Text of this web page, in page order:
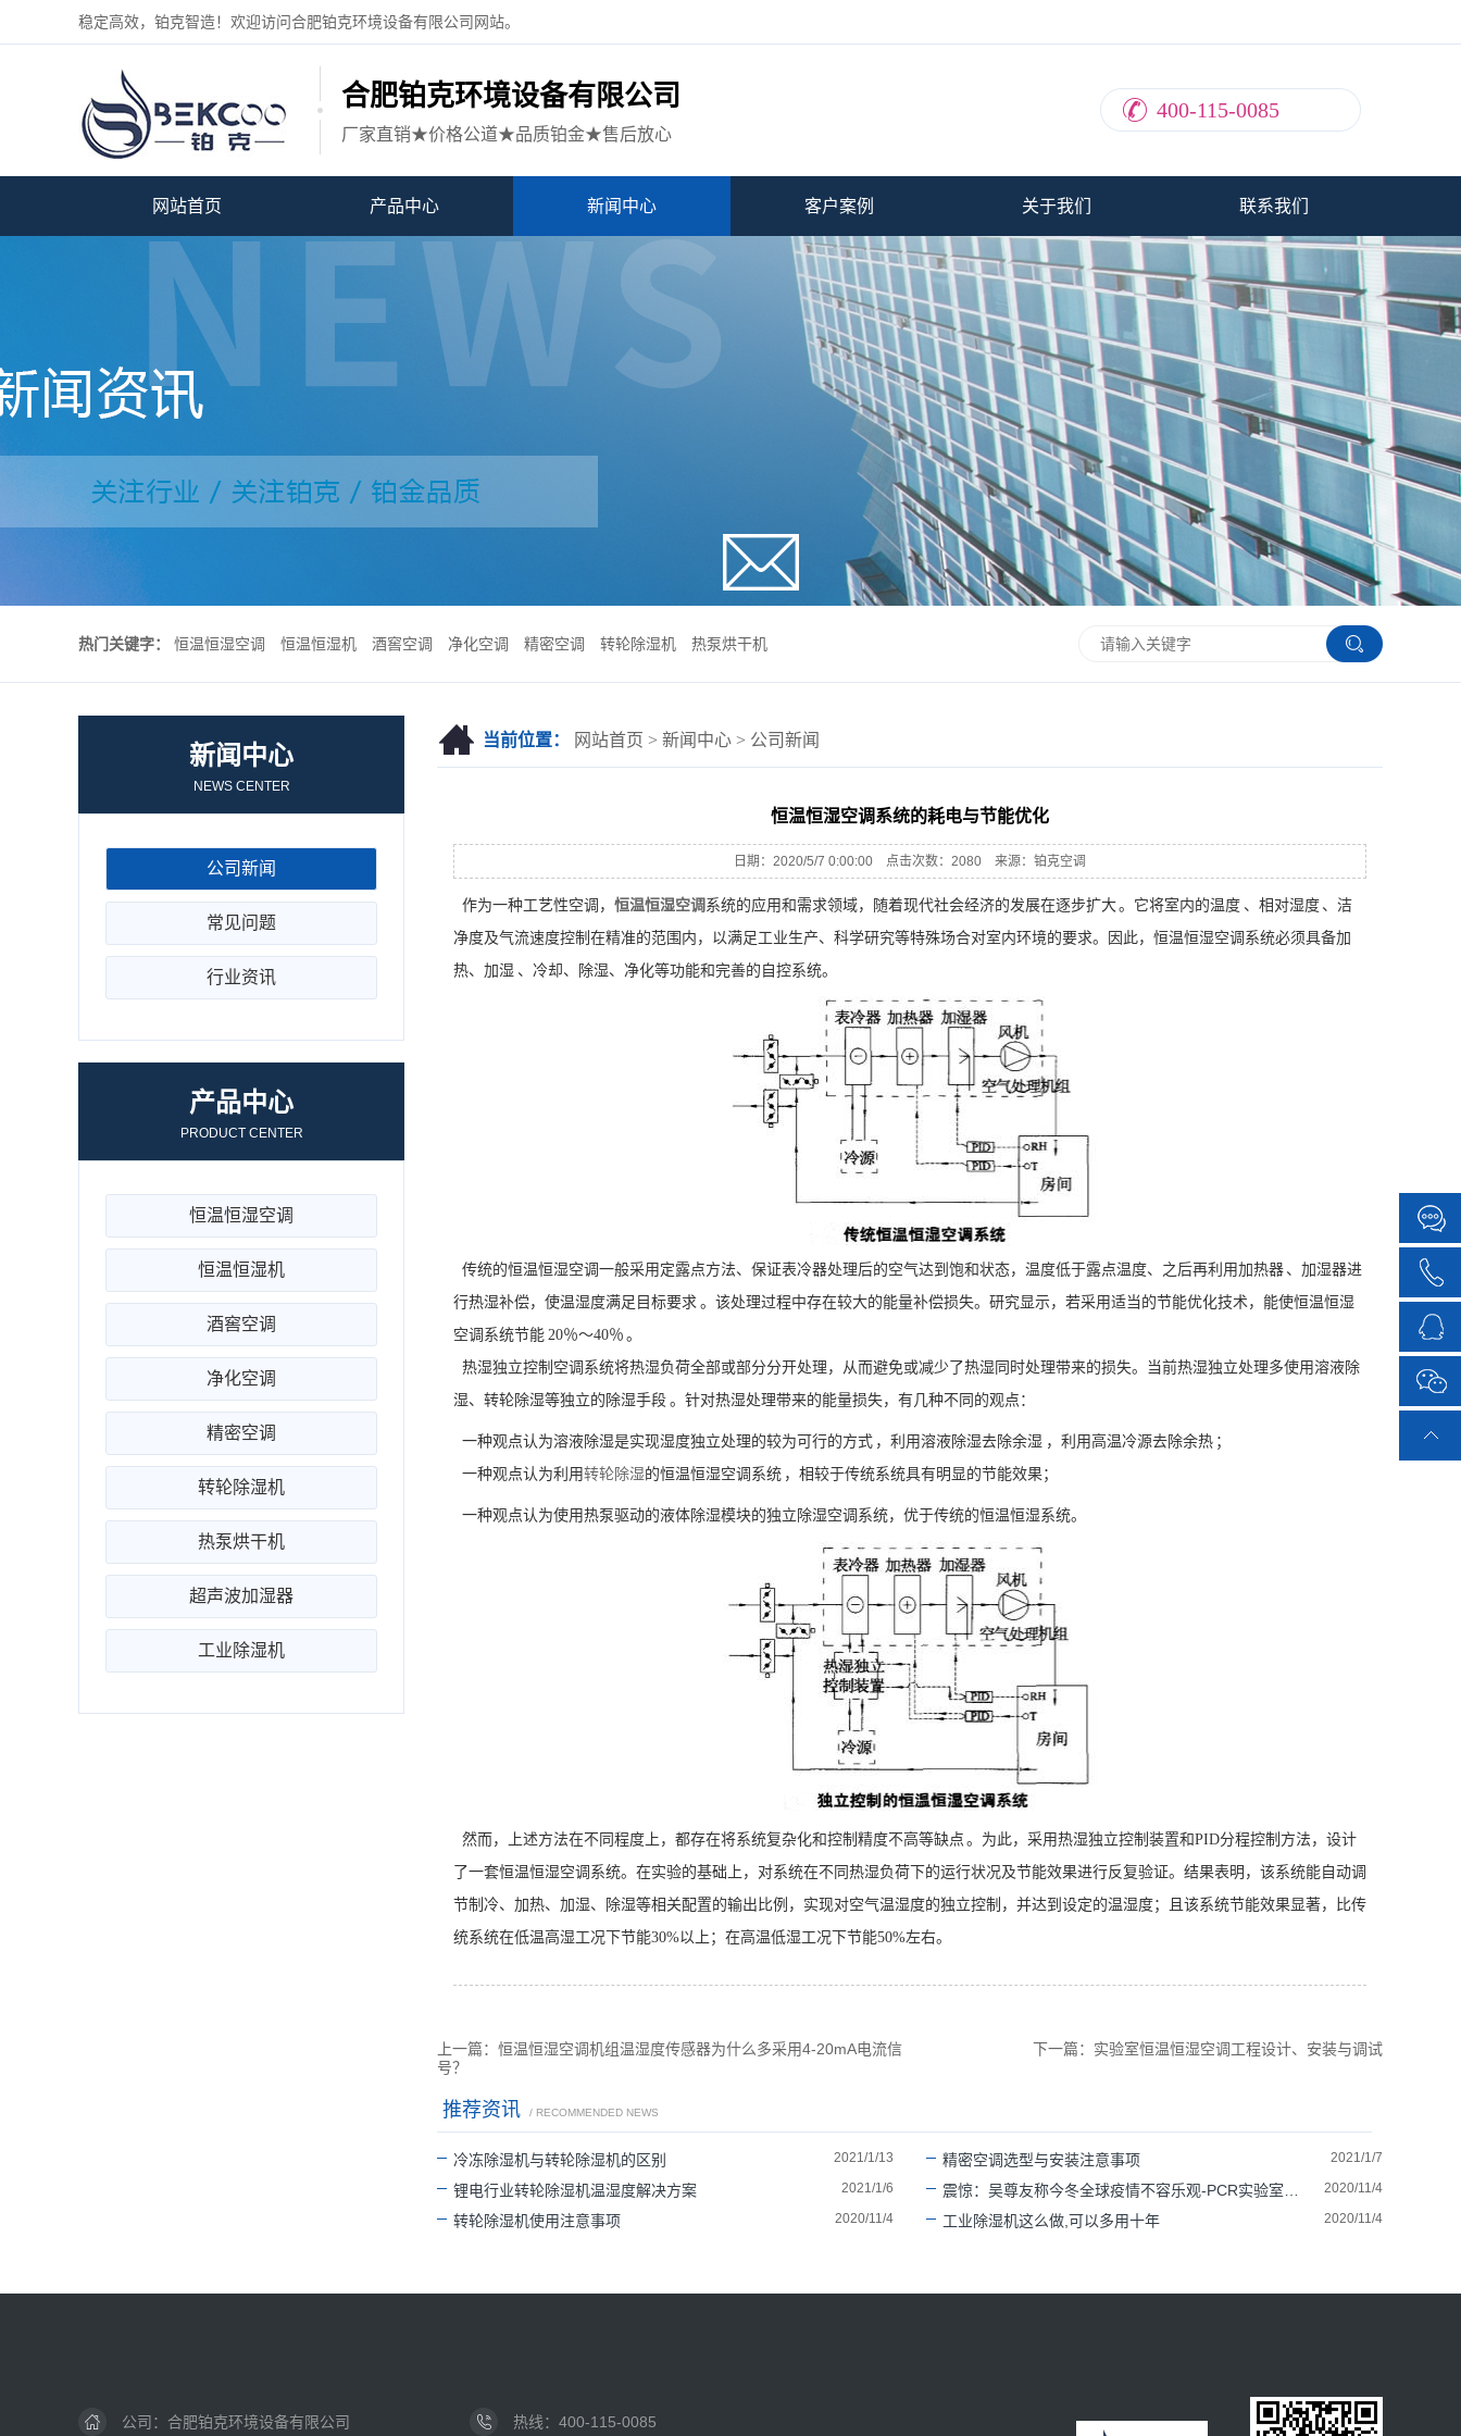
稳定高效，铂克智造！欢迎访问合肥铂克环境设备有限公司网站。
合肥铂克环境设备有限公司
厂家直销★价格公道★品质铂金★售后放心
400-115-0085
网站首页 产品中心 新闻中心 客户案例 关于我们 联系我们
热门关键字： 恒温恒湿空调 恒温恒湿机 酒窖空调 净化空调 精密空调 转轮除湿机 热泵烘干机
当前位置： 网站首页 > 新闻中心 > 公司新闻
恒温恒湿空调系统的耗电与节能优化
日期：2020/5/7 0:00:00 点击次数：2080 来源：铂克空调
作为一种工艺性空调， 恒温恒湿空调 系统的应用和需求领域，随着现代社会经济的发展在逐步扩大 。它将室内的温度 、相对湿度 、洁
净度及气流速度控制在精准的范围内，以满足工业生产、科学研究等特殊场合对室内环境的要求。因此，恒温恒湿空调系统必须具备加
热、加湿 、冷却、除湿、净化等功能和完善的自控系统。
传统的恒温恒湿空调一般采用定露点方法、保证表冷器处理后的空气达到饱和状态，温度低于露点温度、之后再利用加热器 、加湿器进
行热湿补偿，使温湿度满足目标要求 。该处理过程中存在较大的能量补偿损失。研究显示，若采用适当的节能优化技术，能使恒温恒湿
空调系统节能 20％～40％ 。
热湿独立控制空调系统将热湿负荷全部或部分分开处理，从而避免或减少了热湿同时处理带来的损失。当前热湿独立处理多使用溶液除
湿、转轮除湿等独立的除湿手段 。针对热湿处理带来的能量损失，有几种不同的观点：
一种观点认为溶液除湿是实现湿度独立处理的较为可行的方式 ，利用溶液除湿去除余湿 ，利用高温冷源去除余热 ；
一种观点认为利用转轮除湿的恒温恒湿空调系统 ，相较于传统系统具有明显的节能效果；
一种观点认为使用热泵驱动的液体除湿模块的独立除湿空调系统，优于传统的恒温恒湿系统。
然而，上述方法在不同程度上，都存在将系统复杂化和控制精度不高等缺点 。为此，采用热湿独立控制装置和PID分程控制方法，设计
了一套恒温恒湿空调系统。在实验的基础上，对系统在不同热湿负荷下的运行状况及节能效果进行反复验证。结果表明，该系统能自动调
节制冷、加热、加湿、除湿等相关配置的输出比例，实现对空气温湿度的独立控制，并达到设定的温湿度；且该系统节能效果显著，比传
统系统在低温高湿工况下节能30%以上；在高温低湿工况下节能50%左右。
上一篇：恒温恒湿空调机组温湿度传感器为什么多采用4-20mA电流信
号？
下一篇：实验室恒温恒湿空调工程设计、安装与调试
推荐资讯 / RECOMMENDED NEWS
2021/1/13
冷冻除湿机与转轮除湿机的区别 2021/1/7
精密空调选型与安装注意事项
2021/1/6
锂电行业转轮除湿机温湿度解决方案 2020/11/4
震惊：吴尊友称今冬全球疫情不容乐观-PCR实验室建设不能停！
2020/11/4
转轮除湿机使用注意事项 2020/11/4
工业除湿机这么做,可以多用十年
新闻中心
NEWS CENTER
公司新闻
常见问题
行业资讯
产品中心
PRODUCT CENTER
恒温恒湿空调
恒温恒湿机
酒窖空调
净化空调
精密空调
转轮除湿机
热泵烘干机
超声波加湿器
工业除湿机
公司： 合肥铂克环境设备有限公司 热线：400-115-0085